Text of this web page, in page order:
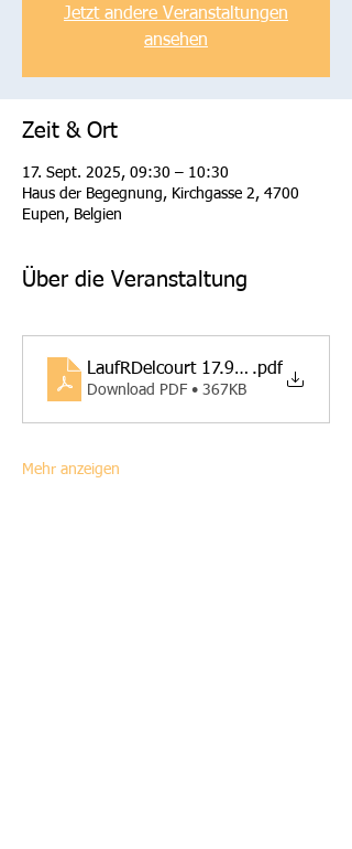
Jetzt andere Veranstaltungen
ansehen
Zeit & Ort
17. Sept. 2025, 09:30 – 10:30
Haus der Begegnung, Kirchgasse 2, 4700
Eupen, Belgien
Über die Veranstaltung
LaufRDelcourt 17.9. EinladungA4
.pdf
Download PDF • 367KB
Mehr anzeigen